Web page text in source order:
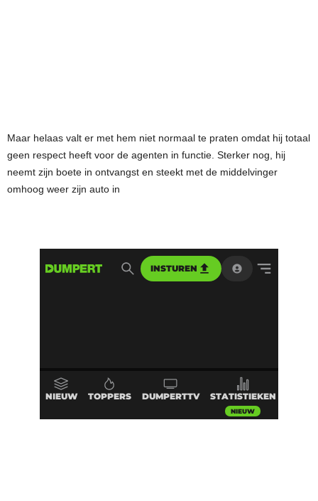
Maar helaas valt er met hem niet normaal te praten omdat hij totaal
geen respect heeft voor de agenten in functie. Sterker nog, hij
neemt zijn boete in ontvangst en steekt met de middelvinger
omhoog weer zijn auto in